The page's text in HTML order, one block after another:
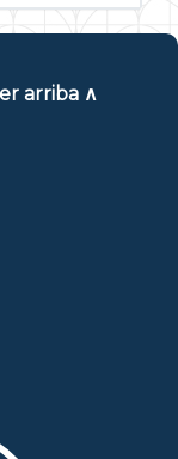
arriba ∧